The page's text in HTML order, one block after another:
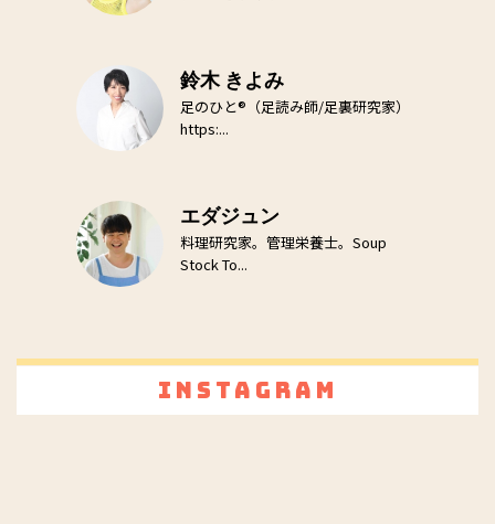
鈴木 きよみ
足のひと®（足読み師/足裏研究家）
https:...
エダジュン
料理研究家。管理栄養士。Soup
Stock To...
Instagram